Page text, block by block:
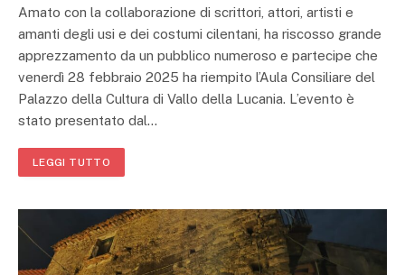
Amato con la collaborazione di scrittori, attori, artisti e
amanti degli usi e dei costumi cilentani, ha riscosso grande
apprezzamento da un pubblico numeroso e partecipe che
venerdì 28 febbraio 2025 ha riempito l’Aula Consiliare del
Palazzo della Cultura di Vallo della Lucania. L’evento è
stato presentato dal…
LEGGI TUTTO